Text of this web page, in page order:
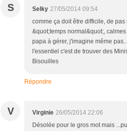
S Selky 27/05/2014 09:54
comme ça doit être difficile, de
&quot;temps normal&quot;,
papa à gérer, j'imagine même
l'essentiel c'est de trouver des
Bisouilles
Répondre
V Virginie 26/05/2014 22:06
Désolée pour le gros mot mais